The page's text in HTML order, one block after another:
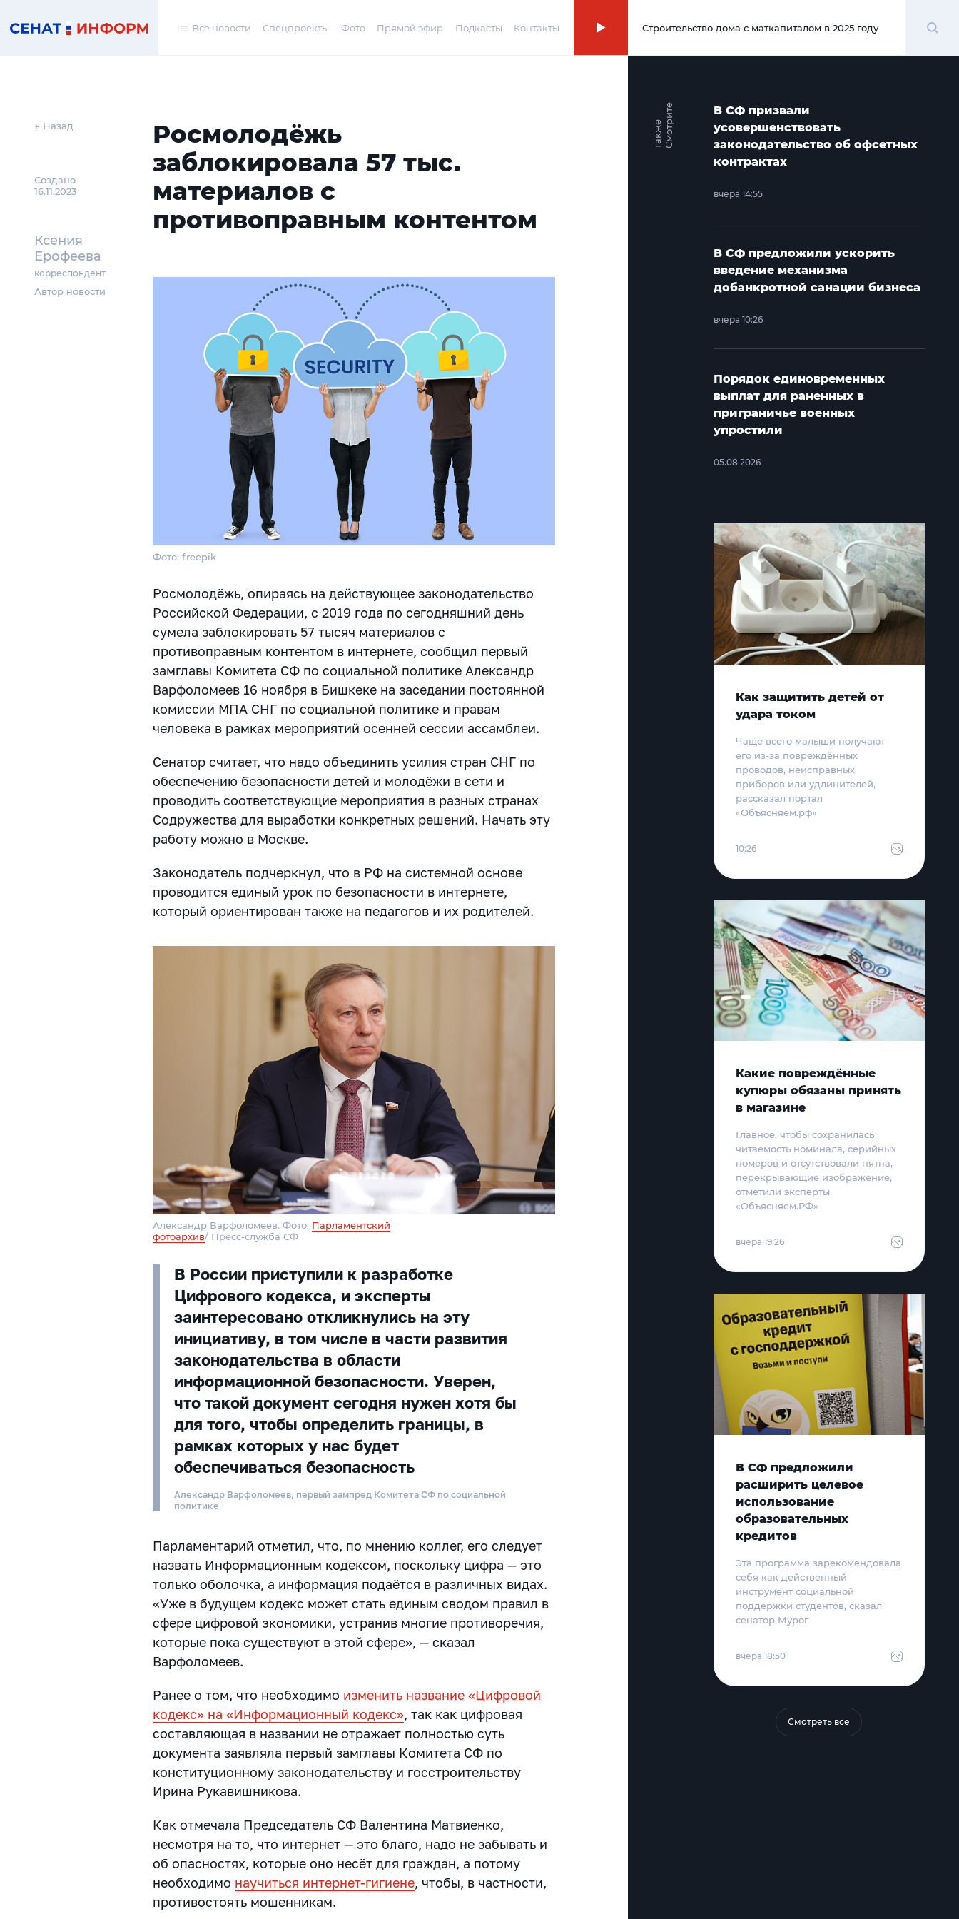
Все новости Спецпроекты Фото Прямой эфир Подкасты Контакты 00:00
Строительство дома с маткапиталом в 2025 году
← Назад
Создано
16.11.2023
Ксения
Ерофеева
корреспондент
Автор новости
Росмолодёжь
заблокировала 57 тыс.
материалов с
противоправным контентом
Фото: freepik
Росмолодёжь, опираясь на действующее законодательство
Российской Федерации, с 2019 года по сегодняшний день
сумела заблокировать 57 тысяч материалов с
противоправным контентом в интернете, сообщил первый
замглавы Комитета СФ по социальной политике Александр
Варфоломеев 16 ноября в Бишкеке на заседании постоянной
комиссии МПА СНГ по социальной политике и правам
человека в рамках мероприятий осенней сессии ассамблеи.
Сенатор считает, что надо объединить усилия стран СНГ по
обеспечению безопасности детей и молодёжи в сети и
проводить соответствующие мероприятия в разных странах
Содружества для выработки конкретных решений. Начать эту
работу можно в Москве.
Законодатель подчеркнул, что в РФ на системной основе
проводится единый урок по безопасности в интернете,
который ориентирован также на педагогов и их родителей.
Александр Варфоломеев. Фото: Парламентский
фотоархив/ Пресс-служба СФ
В России приступили к разработке
Цифрового кодекса, и эксперты
заинтересовано откликнулись на эту
инициативу, в том числе в части развития
законодательства в области
информационной безопасности. Уверен,
что такой документ сегодня нужен хотя бы
для того, чтобы определить границы, в
рамках которых у нас будет
обеспечиваться безопасность
Александр Варфоломеев, первый зампред Комитета СФ по социальной
политике
Парламентарий отметил, что, по мнению коллег, его следует
назвать Информационным кодексом, поскольку цифра — это
только оболочка, а информация подаётся в различных видах.
«Уже в будущем кодекс может стать единым сводом правил в
сфере цифровой экономики, устранив многие противоречия,
которые пока существуют в этой сфере», — сказал
Варфоломеев.
Ранее о том, что необходимо изменить название «Цифровой
кодекс» на «Информационный кодекс», так как цифровая
составляющая в названии не отражает полностью суть
документа заявляла первый замглавы Комитета СФ по
конституционному законодательству и госстроительству
Ирина Рукавишникова.
Как отмечала Председатель СФ Валентина Матвиенко,
несмотря на то, что интернет — это благо, надо не забывать и
об опасностях, которые оно несёт для граждан, а потому
необходимо научиться интернет-гигиене, чтобы, в частности,
противостоять мошенникам.
С
м
о
т
р и
т
е
т
а
к
ж
е
В СФ призвали
усовершенствовать
законодательство об офсетных
контрактах
вчера 14:55
В СФ предложили ускорить
введение механизма
добанкротной санации бизнеса
вчера 10:26
Порядок единовременных
выплат для раненных в
приграничье военных
упростили
05.08.2026
Как защитить детей от
удара током
Чаще всего малыши получают
его из-за повреждённых
проводов, неисправных
приборов или удлинителей,
рассказал портал
«Объясняем.рф»
10:26
Какие повреждённые
купюры обязаны принять
в магазине
Главное, чтобы сохранилась
читаемость номинала, серийных
номеров и отсутствовали пятна,
перекрывающие изображение,
отметили эксперты
«Объясняем.РФ»
вчера 19:26
В СФ предложили
расширить целевое
использование
образовательных
кредитов
Эта программа зарекомендовала
себя как действенный
инструмент социальной
поддержки студентов, сказал
сенатор Мурог
вчера 18:50
Смотреть все